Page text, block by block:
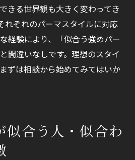
きる世界観も大きく変わってき
れぞれのパーマスタイルに対応
経験により、「似合う強めパー
間違いなしです。理想のスタイ
ずは相談から始めてみてはいか
似合う人・似合わ